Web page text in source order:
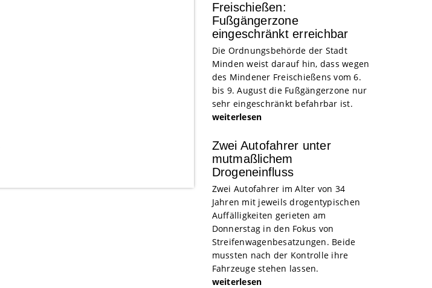
Freischießen:
Fußgängerzone
eingeschränkt erreichbar
Die Ordnungsbehörde der Stadt
Minden weist darauf hin, dass wegen
des Mindener Freischießens vom 6.
bis 9. August die Fußgängerzone nur
sehr eingeschränkt befahrbar ist.
weiterlesen
Zwei Autofahrer unter
mutmaßlichem
Drogeneinfluss
Zwei Autofahrer im Alter von 34
Jahren mit jeweils drogentypischen
Auffälligkeiten gerieten am
Donnerstag in den Fokus von
Streifenwagenbesatzungen. Beide
mussten nach der Kontrolle ihre
Fahrzeuge stehen lassen.
weiterlesen